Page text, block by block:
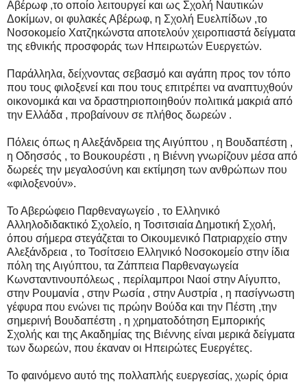
Αβέρωφ ,το οποίο λειτουργεί και ως Σχολή Ναυτικών
Δοκίμων, οι φυλακές Αβέρωφ, η Σχολή Ευελπίδων ,το
Νοσοκομείο Χατζηκώνστα αποτελούν χειροπιαστά δείγματα
της εθνικής προσφοράς των Ηπειρωτών Ευεργετών.
Παράλληλα, δείχνοντας σεβασμό και αγάπη προς τον τόπο
που τους φιλοξενεί και που τους επιτρέπει να αναπτυχθούν
οικονομικά και να δραστηριοποιηθούν πολιτικά μακριά από
την Ελλάδα , προβαίνουν σε πλήθος δωρεών .
Πόλεις όπως η Αλεξάνδρεια της Αιγύπτου , η Βουδαπέστη ,
η Οδησσός , το Βουκουρέστι , η Βιέννη γνωρίζουν μέσα από
δωρεές την μεγαλοσύνη και εκτίμηση των ανθρώπων που
«φιλοξενούν».
Το Αβερώφειο Παρθεναγωγείο , το Ελληνικό
Αλληλοδιδακτικό Σχολείο, η Τοσιτσιαία Δημοτική Σχολή,
όπου σήμερα στεγάζεται το Οικουμενικό Πατριαρχείο στην
Αλεξάνδρεια , το Τοσίτσειο Ελληνικό Νοσοκομείο στην ίδια
πόλη της Αιγύπτου, τα Ζάππεια Παρθεναγωγεία
Κωνσταντινουπόλεως , περίλαμπροι Ναοί στην Αίγυπτο,
στην Ρουμανία , στην Ρωσία , στην Αυστρία , η πασίγνωστη
γέφυρα που ενώνει τις πρώην Βούδα και την Πέστη ,την
σημερινή Βουδαπέστη , η χρηματοδότηση Εμπορικής
Σχολής και της Ακαδημίας της Βιέννης είναι μερικά δείγματα
των δωρεών, που έκαναν οι Ηπειρώτες Ευεργέτες.
Το φαινόμενο αυτό της πολλαπλής ευεργεσίας, χωρίς όρια